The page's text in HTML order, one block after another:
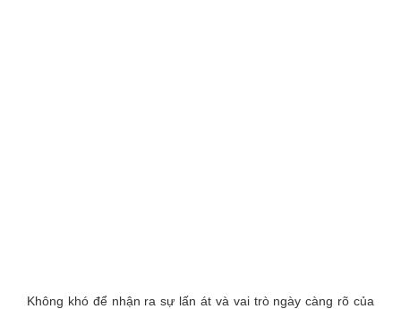
Không khó để nhận ra sự lấn át và vai trò ngày càng rõ của